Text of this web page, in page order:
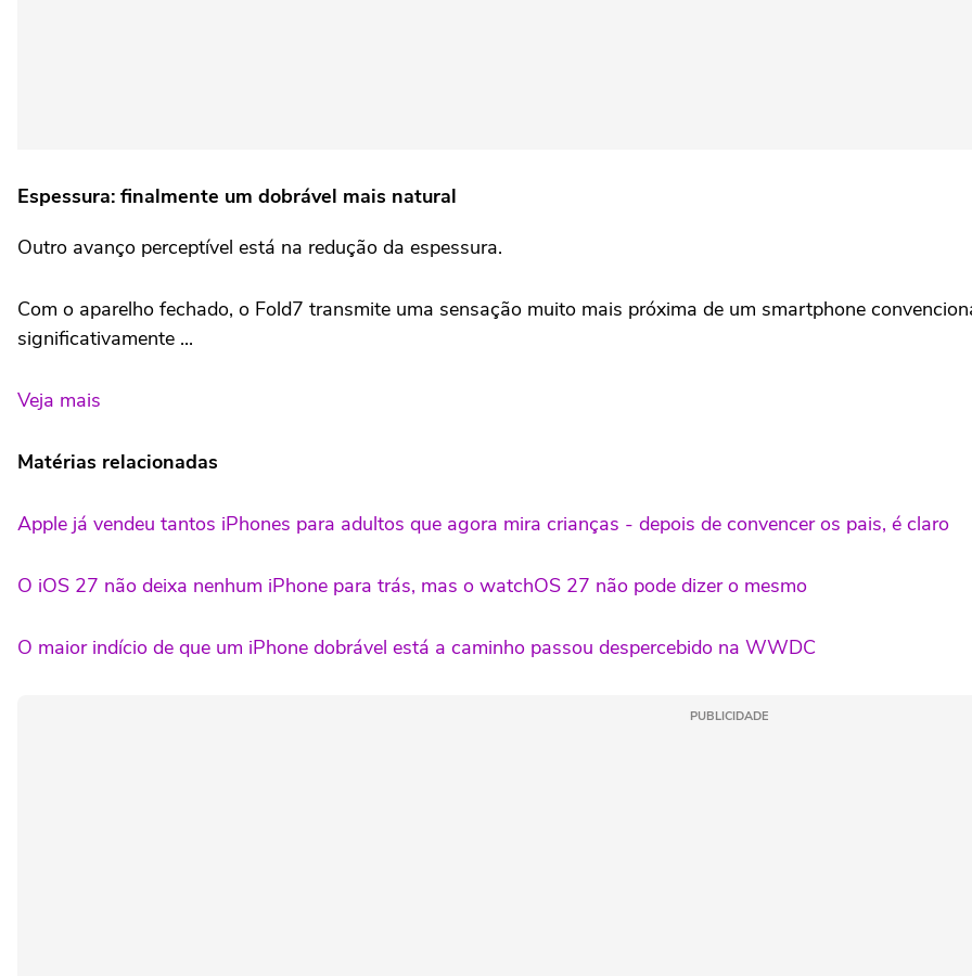
Espessura: finalmente um dobrável mais natural
Outro avanço perceptível está na redução da espessura.
Com o aparelho fechado, o Fold7 transmite uma sensação muito mais próxima de um smartphone
significativamente ...
Veja mais
Matérias relacionadas
Apple já vendeu tantos iPhones para adultos que agora mira crianças - depois de convencer os pais, é claro
O iOS 27 não deixa nenhum iPhone para trás, mas o watchOS 27 não pode dizer o mesmo
O maior indício de que um iPhone dobrável está a caminho passou despercebido na WWDC
PUBLICIDADE